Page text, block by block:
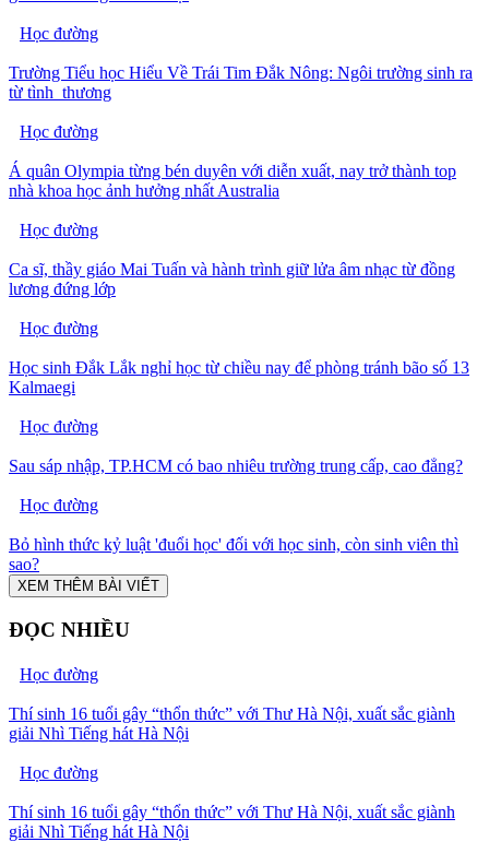
Học đường
Trường Tiểu học Hiểu Về Trái Tim Đắk Nông: Ngôi trường sinh ra
từ tình thương
Học đường
Á quân Olympia từng bén duyên với diễn xuất, nay trở thành top
nhà khoa học ảnh hưởng nhất Australia
Học đường
Ca sĩ, thầy giáo Mai Tuấn và hành trình giữ lửa âm nhạc từ đồng
lương đứng lớp
Học đường
Học sinh Đắk Lắk nghỉ học từ chiều nay để phòng tránh bão số 13
Kalmaegi
Học đường
Sau sáp nhập, TP.HCM có bao nhiêu trường trung cấp, cao đẳng?
Học đường
Bỏ hình thức kỷ luật 'đuổi học' đối với học sinh, còn sinh viên thì
sao?
XEM THÊM BÀI VIẾT
ĐỌC NHIỀU
Học đường
Thí sinh 16 tuổi gây “thổn thức” với Thư Hà Nội, xuất sắc giành
giải Nhì Tiếng hát Hà Nội
Học đường
Thí sinh 16 tuổi gây “thổn thức” với Thư Hà Nội, xuất sắc giành
giải Nhì Tiếng hát Hà Nội